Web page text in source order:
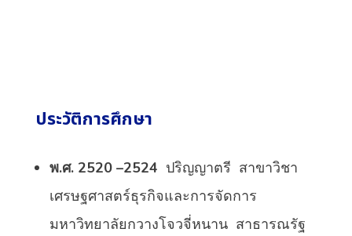
ประวัติการศึกษา
พ.ศ. 2520 –2524 ปริญญาตรี สาขาวิชา
เศรษฐศาสตร์ธุรกิจและการจัดการ
มหาวิทยาลัยกวางโจวจี่หนาน สาธารณรัฐ